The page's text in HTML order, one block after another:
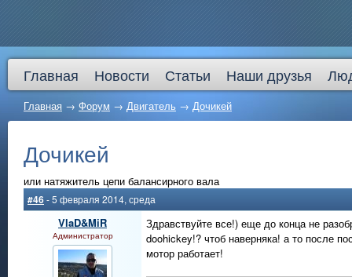
Главная Новости Статьи Наши друзья
Главная → Форум → Двигатель → Дочикей
Дочикей
или натяжитель цепи балансирного вала
#46- 5 февраля 2014, среда
VlaD&MiR
Администратор
Здравствуйте все!) еще до конца не
doohickey!? чтоб наверняка! а то после
мотор работает!